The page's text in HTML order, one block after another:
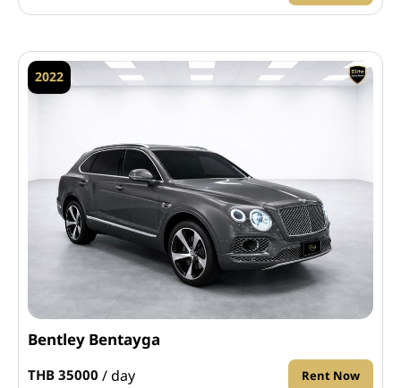
2022
Bentley Bentayga
THB 35000 / day Rent Now